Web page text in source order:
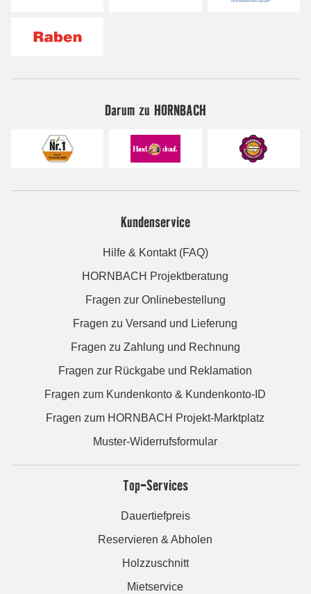
Darum zu HORNBACH
Kundenservice
Hilfe & Kontakt (FAQ)
HORNBACH Projektberatung
Fragen zur Onlinebestellung
Fragen zu Versand und Lieferung
Fragen zu Zahlung und Rechnung
Fragen zur Rückgabe und Reklamation
Fragen zum Kundenkonto & Kundenkonto-ID
Fragen zum HORNBACH Projekt-Marktplatz
Muster-Widerrufsformular
Top-Services
Dauertiefpreis
Reservieren & Abholen
Holzzuschnitt
Mietservice